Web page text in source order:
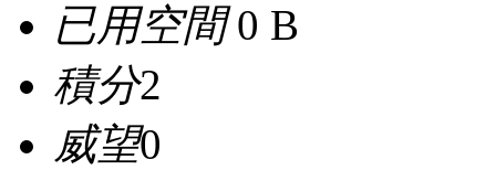
已用空間0 B
積分2
威望0